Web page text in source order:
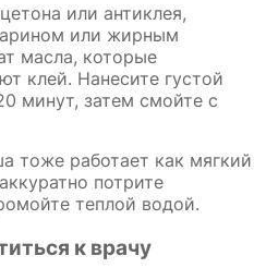
или антиклея,
или жирным
масла, которые
клей. Нанесите густой
минут, затем смойте с
тоже работает как мягкий
потрите
теплой водой.
к врачу